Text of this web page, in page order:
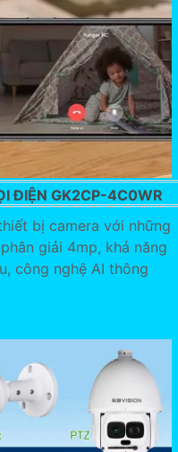
ĐIỆN GK2CP-4C0WR
bị camera với những
giải 4mp, khả năng
công nghệ AI thông